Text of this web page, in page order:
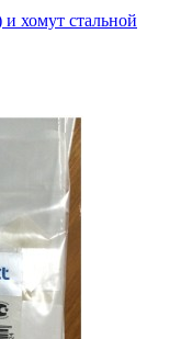
хомут стальной